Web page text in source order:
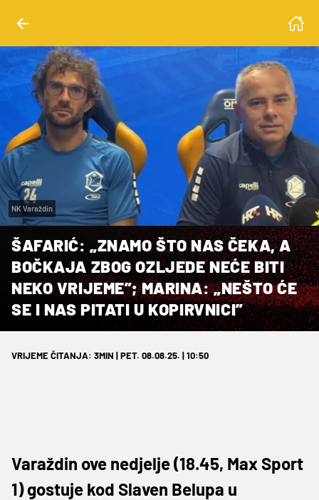
NK Varaždin
ŠAFARIĆ: „ZNAMO ŠTO NAS ČEKA, A
BOČKAJA ZBOG OZLJEDE NEĆE BITI
NEKO VRIJEME”; MARINA: „NEŠTO ĆE
SE I NAS PITATI U KOPIRVNICI”
VRIJEME ČITANJA: 3MIN | PET. 08.08.25. | 10:50
Varaždin ove nedjelje (18.45, Max Sport
1) gostuje kod Slaven Belupa u